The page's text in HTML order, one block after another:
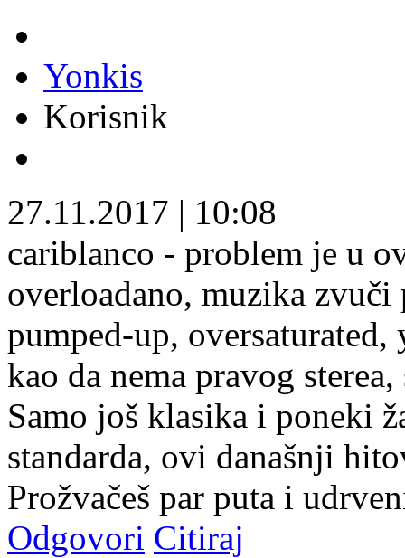
Yonkis
Korisnik
27.11.2017 | 10:08
cariblanco - problem je u
overloadano, muzika zvuči
pumped-up,
kao da nema pravog
Samo još klasika i poneki
standarda, ovi današnji
Prožvačeš par puta i
Odgovori Citiraj